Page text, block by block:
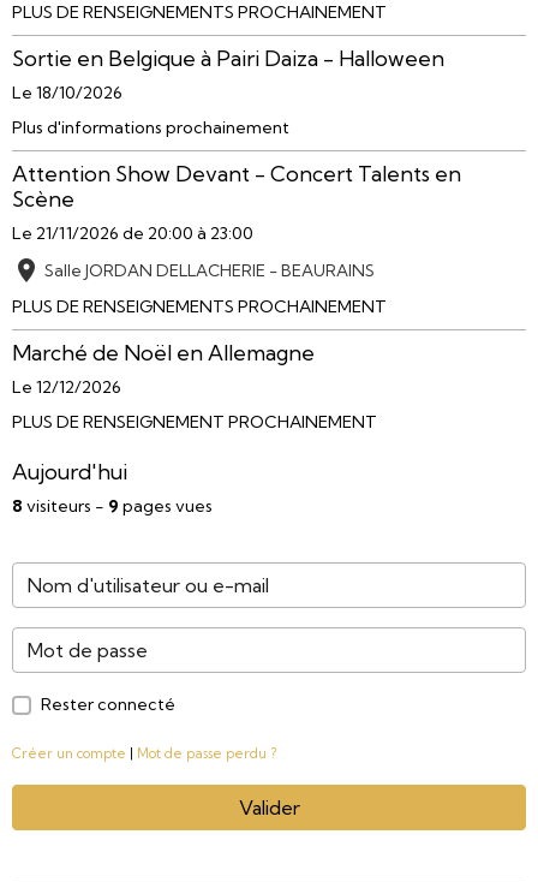
PLUS DE RENSEIGNEMENTS PROCHAINEMENT
Sortie en Belgique à Pairi Daiza - Halloween
Le 18/10/2026
Plus d'informations prochainement
Attention Show Devant - Concert Talents en
Scène
Le 21/11/2026 de 20:00 à 23:00
Salle JORDAN DELLACHERIE - BEAURAINS
PLUS DE RENSEIGNEMENTS PROCHAINEMENT
Marché de Noël en Allemagne
Le 12/12/2026
PLUS DE RENSEIGNEMENT PROCHAINEMENT
Aujourd'hui
8 visiteurs - 9 pages vues
Rester connecté
Créer un compte Mot de passe perdu ?
Valider